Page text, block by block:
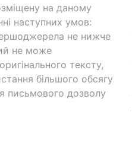
на даному
наступних умов:
не нижче
не може
тексту,
більшого обсягу
письмового дозволу